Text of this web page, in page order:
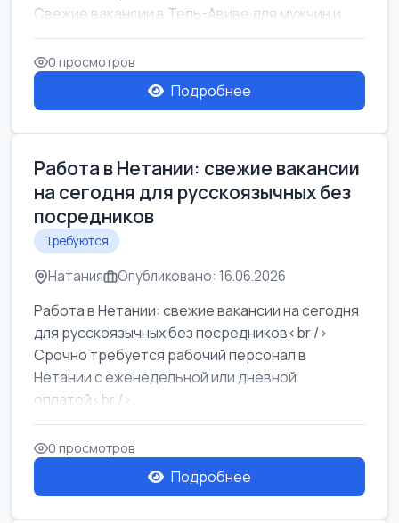
Свежие вакансии в Тель-Авиве для мужчин и
женщин от хозя...
0 просмотров
Подробнее
Работа в Нетании: свежие вакансии
на сегодня для русскоязычных без
посредников
Требуются
Натания Опубликовано: 16.06.2026
Работа в Нетании: свежие вакансии на сегодня
для русскоязычных без посредников<br />
Срочно требуется рабочий персонал в
Нетании с еженедельной или дневной
оплатой<br />
Свежие вакансии в Нетании дл...
0 просмотров
Подробнее